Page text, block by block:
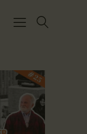
Got it!